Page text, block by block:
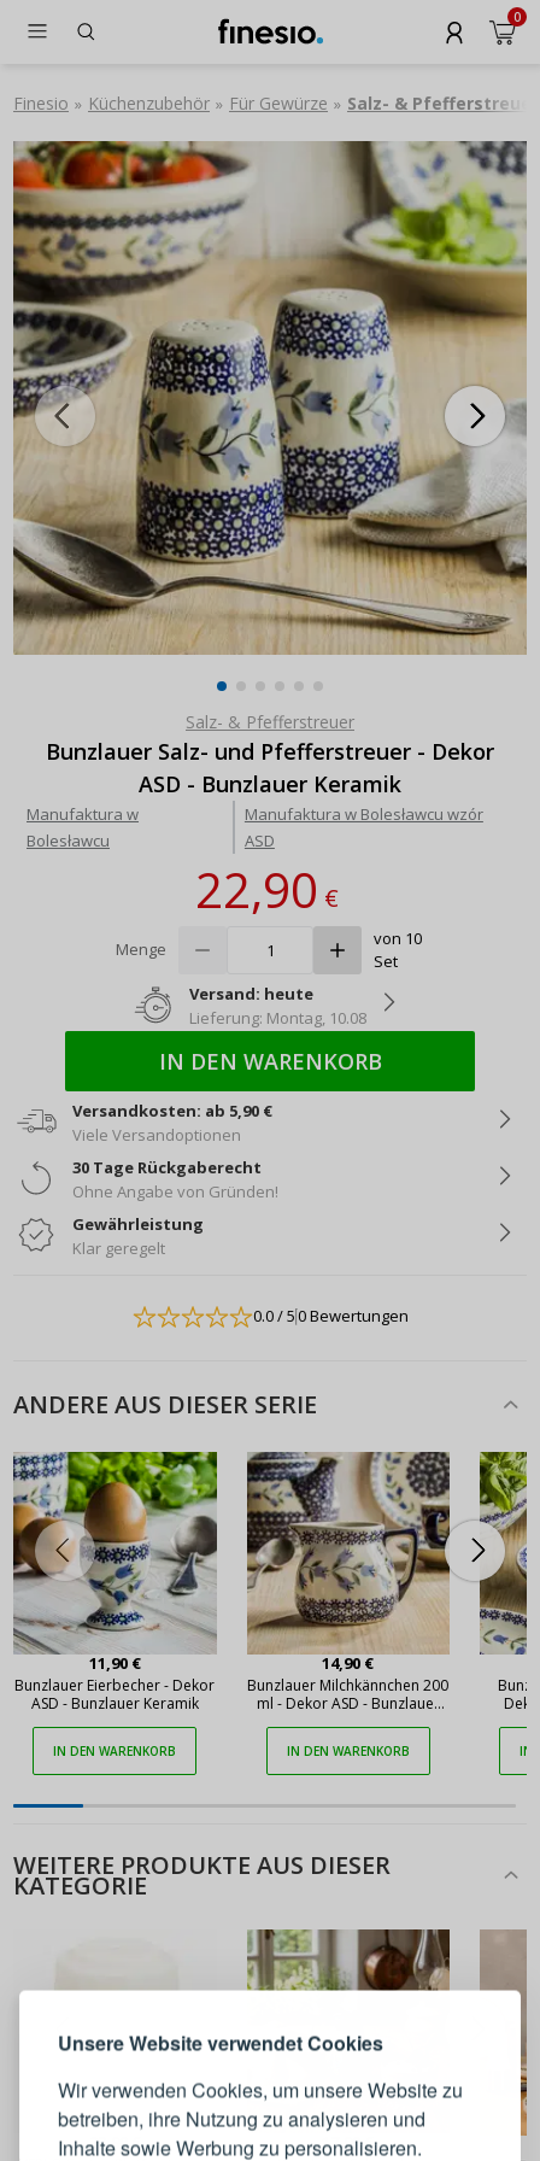
Unsere Website verwendet Cookies
Wir verwenden Cookies, um unsere Website zu
betreiben, ihre Nutzung zu analysieren und
Inhalte sowie Werbung zu personalisieren.
0
Finesio » Küchenzubehör » Für Gewürze » Salz- & Pfefferstreuer
Salz- & Pfefferstreuer
Bunzlauer Salz- und Pfefferstreuer - Dekor
ASD - Bunzlauer Keramik
Manufaktura w
Bolesławcu
Manufaktura w Bolesławcu wzór
ASD
22,90€
Menge
von 10
Set
Versand: heute
Lieferung: Montag, 10.08
IN DEN WARENKORB
Versandkosten: ab 5,90 €
Viele Versandoptionen
30 Tage Rückgaberecht
Ohne Angabe von Gründen!
Gewährleistung
Klar geregelt
0.0/ 50 Bewertungen
ANDERE AUS DIESER SERIE
11,90 €
Bunzlauer Eierbecher - Dekor
ASD - Bunzlauer Keramik
IN DEN WARENKORB
14,90 €
Bunzlauer Milchkännchen 200
ml - Dekor ASD - Bunzlauer
IN DEN WARENKORB IN
WEITERE PRODUKTE AUS DIESER
KATEGORIE
23,90 € 17,90 €
REGISTRIEREN
Melden Sie sich bei Ihrem
E-Mail-Adresse